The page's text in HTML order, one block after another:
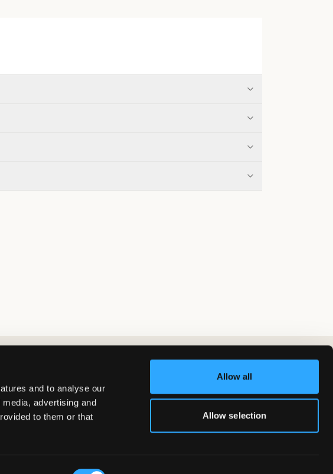
and to analyse our
advertising and
to them or that
Allow all
Allow selection